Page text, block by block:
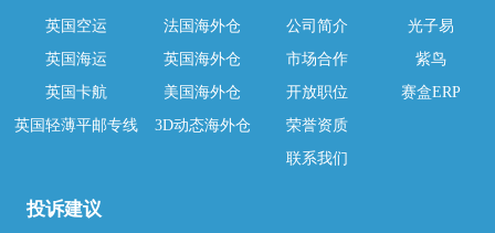
英国空运
英国海运
英国卡航
英国轻薄平邮专线
法国海外仓
英国海外仓
美国海外仓
3D动态海外仓
公司简介
市场合作
开放职位
荣誉资质
联系我们
光子易
紫鸟
赛盒ERP
投诉建议